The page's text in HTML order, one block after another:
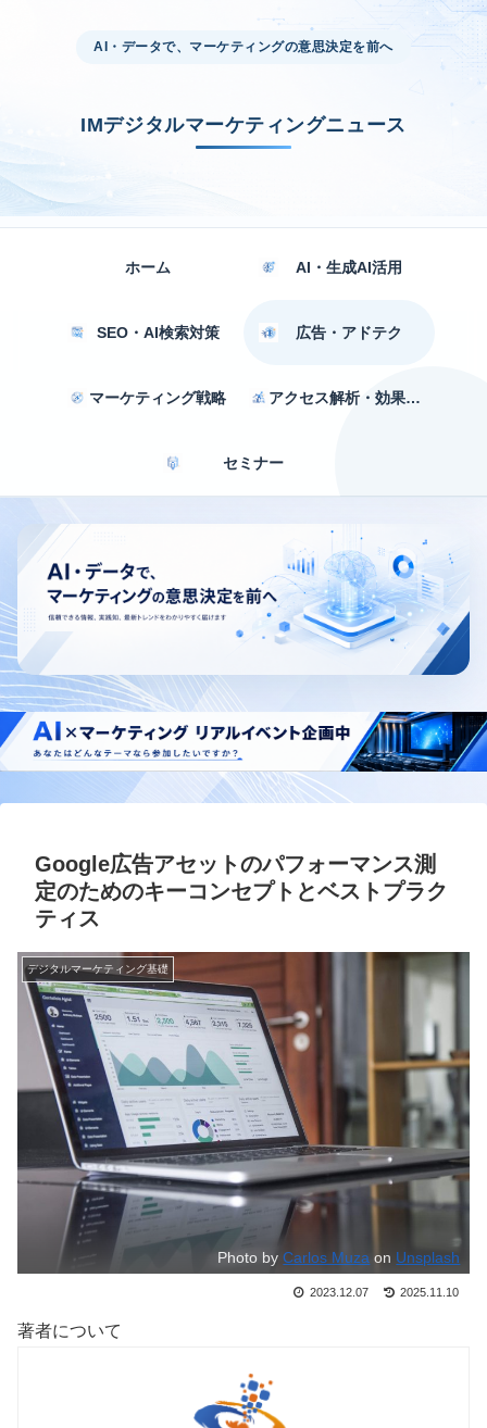
AI・データで、マーケティングの意思決定を前へ
IMデジタルマーケティングニュース
ホーム AI・生成AI活用
SEO・AI検索対策 広告・アドテク
マーケティング戦略 アクセス解析・効果測定
セミナー
Google広告アセットのパフォーマンス測
定のためのキーコンセプトとベストプラク
ティス
デジタルマーケティング基礎
Photo byCarlos Muza on Unsplash
2023.12.07 2025.11.10
著者について